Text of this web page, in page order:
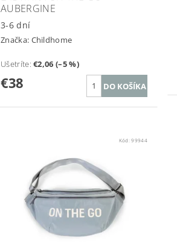
AUBERGINE
3-6 dní
Značka: Childhome
Ušetríte:€2,06 (–5 %)
€38
Kód:99944